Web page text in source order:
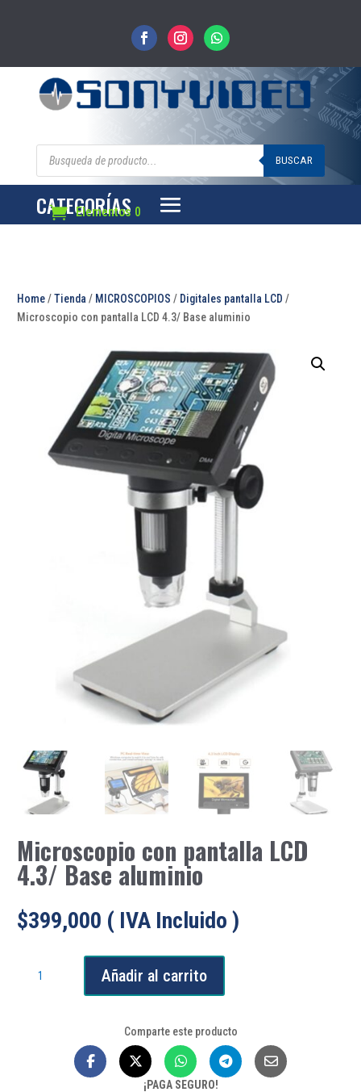
Búsqueda
BUSCAR
Elementos 0
CATEGORÍAS
Home/Tienda / MICROSCOPIOS / Digitales pantalla LCD /
Microscopio con pantalla LCD 4.3/ Base aluminio
Microscopio con pantalla LCD
4.3/ Base aluminio
$399,000 ( IVA Incluido )
Añadir al carrito
Comparte este producto
¡PAGA SEGURO!